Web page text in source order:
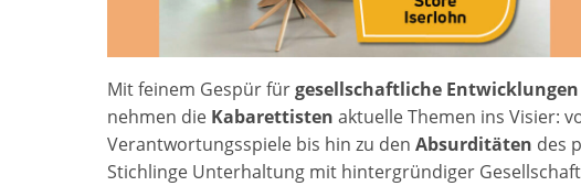
Mit feinem Gespür fürgesellschaftliche Entwicklungen
nehmen die Kabarettisten aktuelle Themen ins Visier:
Verantwortungsspiele bis hin zu den Absurditäten des
Stichlinge Unterhaltung mit hintergründiger